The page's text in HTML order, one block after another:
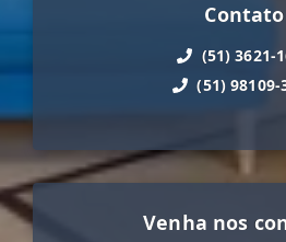
Contato
(51) 3621-
(51) 98109-
Venha nos